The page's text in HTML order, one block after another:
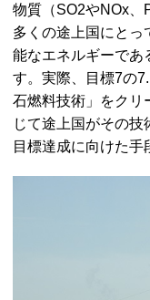
物質（SO2やNOx、
多くの途上国にとっ
能なエネルギーであ
す。実際、目標7の
石燃料技術」をクリ
じて途上国がその
目標達成に向けた手